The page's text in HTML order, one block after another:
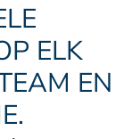
ELK
EN